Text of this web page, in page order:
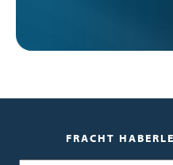
FRACHT